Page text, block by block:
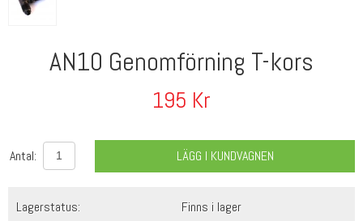
AN10 Genomförning T-kors
195 Kr
Antal: LÄGG I KUNDVAGNEN
Lagerstatus:
Finns i lager